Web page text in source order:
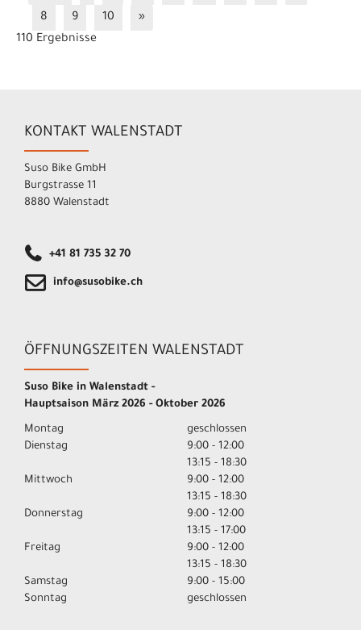
8
9 10
»
110 Ergebnisse
KONTAKT WALENSTADT
Suso Bike GmbH
Burgstrasse 11
8880 Walenstadt
+41 81 735 32 70
info@susobike.ch
ÖFFNUNGSZEITEN WALENSTADT
Suso Bike in Walenstadt -
Hauptsaison März 2026 - Oktober 2026
Montag
geschlossen
Dienstag
9:00 - 12:00
13:15 - 18:30
Mittwoch
9:00 - 12:00
13:15 - 18:30
Donnerstag
9:00 - 12:00
13:15 - 17:00
Freitag
9:00 - 12:00
13:15 - 18:30
Samstag
9:00 - 15:00
Sonntag
geschlossen